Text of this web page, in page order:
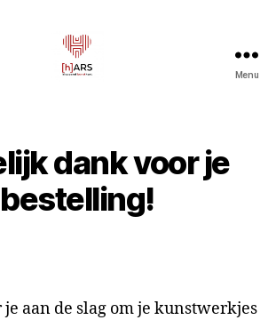
kunsthart
Menu
dank voor je
bestelling!
aan de slag om je kunstwerkjes